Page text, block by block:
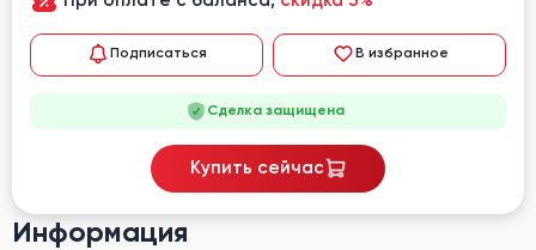
Информация
Подписаться В избранное
Сделка защищена
Купить сейчас